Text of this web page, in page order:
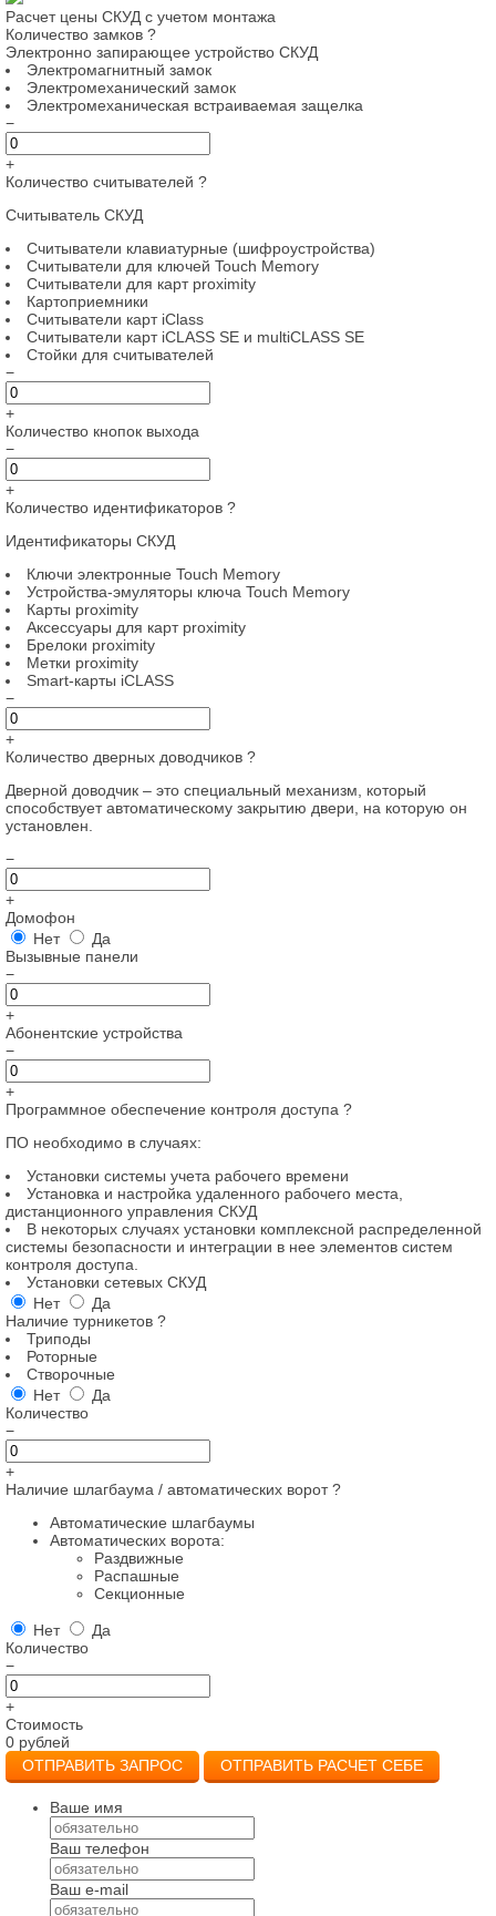
Расчет цены СКУД с учетом монтажа
Количество замков ?
Электронно запирающее устройство СКУД
Электромагнитный замок
Электромеханический замок
Электромеханическая встраиваемая защелка
−
+
Количество считывателей ?
Считыватель СКУД
Считыватели клавиатурные (шифроустройства)
Считыватели для ключей Touch Memory
Считыватели для карт proximity
Картоприемники
Считыватели карт iClass
Считыватели карт iCLASS SE и multiCLASS SE
Стойки для считывателей
−
+
Количество кнопок выхода
−
+
Количество идентификаторов ?
Идентификаторы СКУД
Ключи электронные Touch Memory
Устройства-эмуляторы ключа Touch Memory
Карты proximity
Аксессуары для карт proximitу
Брелоки proximity
Метки proximity
Smart-карты iCLASS
−
+
Количество дверных доводчиков ?
Дверной доводчик – это специальный механизм, который
способствует автоматическому закрытию двери, на которую он
установлен.
−
+
Домофон
Нет
Да
Вызывные панели
−
+
Абонентские устройства
−
+
Программное обеспечение контроля доступа ?
ПО необходимо в случаях:
Установки системы учета рабочего времени
Установка и настройка удаленного рабочего места,
дистанционного управления СКУД
В некоторых случаях установки комплексной распределенной
системы безопасности и интеграции в нее элементов систем
контроля доступа.
Установки сетевых СКУД
Нет
Да
Наличие турникетов ?
Триподы
Роторные
Створочные
Нет
Да
Количество
−
+
Наличие шлагбаума / автоматических ворот?
Автоматические шлагбаумы
Автоматических ворота:
Раздвижные
Распашные
Секционные
Нет
Да
Количество
−
+
Стоимость
0 рублей
ОТПРАВИТЬ ЗАПРОС
ОТПРАВИТЬ РАСЧЕТ СЕБЕ
Ваше имя
Ваш телефон
Ваш e-mail